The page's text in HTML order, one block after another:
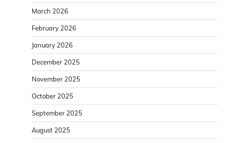
March 2026
February 2026
January 2026
December 2025
November 2025
October 2025
September 2025
August 2025